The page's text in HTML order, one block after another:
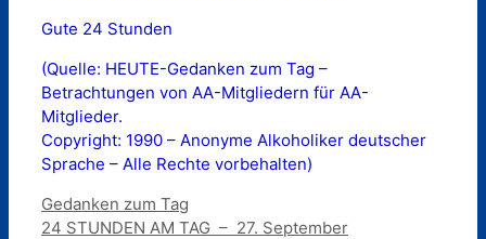
Gute 24 Stunden
(Quelle: HEUTE-Gedanken zum Tag –
Betrachtungen von AA-Mitgliedern für AA-
Mitglieder.
Copyright: 1990 – Anonyme Alkoholiker deutscher
Sprache – Alle Rechte vorbehalten)
Kategorien
Gedanken zum Tag
24 STUNDEN AM TAG – 27. September